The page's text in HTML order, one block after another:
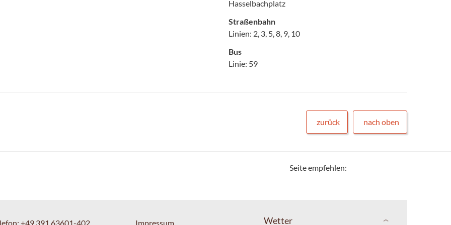
Hasselbachplatz
Straßenbahn
Linien: 2, 3, 5, 8, 9, 10
Bus
Linie: 59
zurück nach oben
Seite empfehlen:
+49 391 63601-402 Impressum Wetter